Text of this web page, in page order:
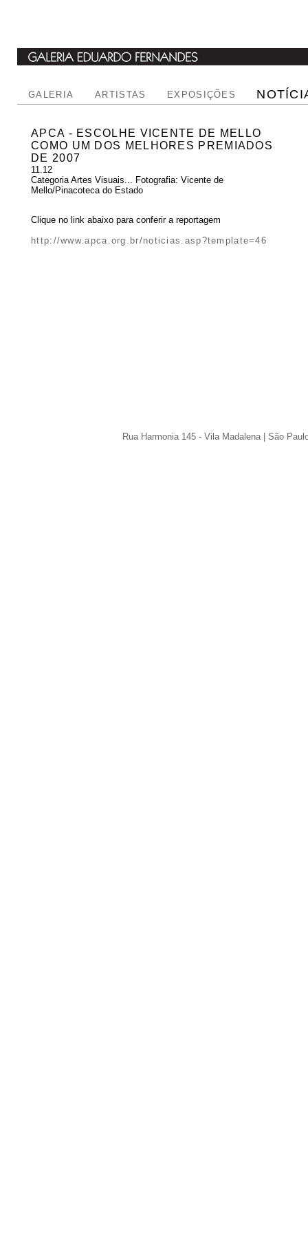
GALERIA ARTISTAS EXPOSIÇÕES
APCA - ESCOLHE VICENTE DE MELLO
COMO UM DOS MELHORES PREMIADOS
DE 2007
11.12
Categoria Artes Visuais... Fotografia: Vicente de
Mello/Pinacoteca do Estado
Clique no link abaixo para conferir a reportagem
http://www.apca.org.br/noticias.asp?template=46
Rua Harmonia 145 - Vila Madalena | São